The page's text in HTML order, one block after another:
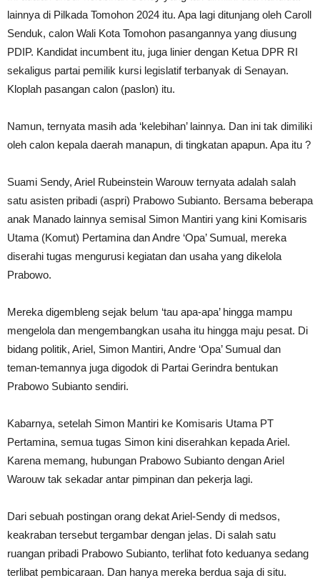
lainnya di Pilkada Tomohon 2024 itu. Apa lagi ditunjang oleh Caroll
Senduk, calon Wali Kota Tomohon pasangannya yang diusung
PDIP. Kandidat incumbent itu, juga linier dengan Ketua DPR RI
sekaligus partai pemilik kursi legislatif terbanyak di Senayan.
Kloplah pasangan calon (paslon) itu.
Namun, ternyata masih ada ‘kelebihan’ lainnya. Dan ini tak dimiliki
oleh calon kepala daerah manapun, di tingkatan apapun. Apa itu ?
Suami Sendy, Ariel Rubeinstein Warouw ternyata adalah salah
satu asisten pribadi (aspri) Prabowo Subianto. Bersama beberapa
anak Manado lainnya semisal Simon Mantiri yang kini Komisaris
Utama (Komut) Pertamina dan Andre ‘Opa’ Sumual, mereka
diserahi tugas mengurusi kegiatan dan usaha yang dikelola
Prabowo.
Mereka digembleng sejak belum ‘tau apa-apa’ hingga mampu
mengelola dan mengembangkan usaha itu hingga maju pesat. Di
bidang politik, Ariel, Simon Mantiri, Andre ‘Opa’ Sumual dan
teman-temannya juga digodok di Partai Gerindra bentukan
Prabowo Subianto sendiri.
Kabarnya, setelah Simon Mantiri ke Komisaris Utama PT
Pertamina, semua tugas Simon kini diserahkan kepada Ariel.
Karena memang, hubungan Prabowo Subianto dengan Ariel
Warouw tak sekadar antar pimpinan dan pekerja lagi.
Dari sebuah postingan orang dekat Ariel-Sendy di medsos,
keakraban tersebut tergambar dengan jelas. Di salah satu
ruangan pribadi Prabowo Subianto, terlihat foto keduanya sedang
terlibat pembicaraan. Dan hanya mereka berdua saja di situ.